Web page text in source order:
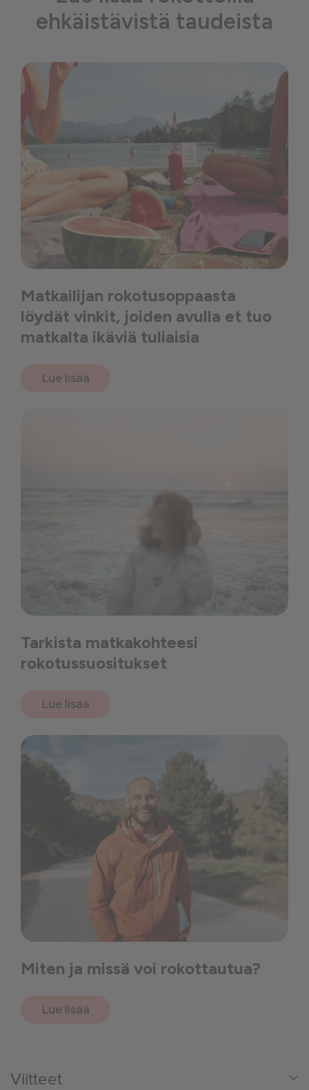
ehkäistävistä taudeista
Matkailijan rokotusoppaasta
löydät vinkit, joiden avulla et tuo
matkalta ikäviä tuliaisia
Lue lisää
Tarkista matkakohteesi
rokotussuositukset
Lue lisää
Miten ja missä voi rokottautua?
Lue lisää
Viitteet